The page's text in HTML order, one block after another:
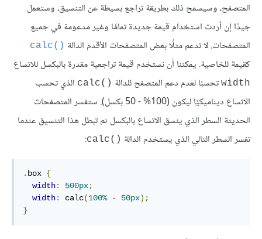
المتصفح، وسيسمح ذلك بطريقة تراجع بسيطة عن التنسيق، وستعمل
جيدًا إن أردت استخدام قيمة جديدة تمامًا وغير مدعومة في جميع
المتصفحات. لا تدعم مثلًا بعض المتصفحات الأقدم الدالة ()calc
كقيمة للخاصية. يمكننا أن نستخدم قيمة تراجعية مقدرة بالبكسل للاتساع
width تحسبًا لعدم دعم المتصفح للدالة ()calc
الذي تحسب
الاتساع ديناميكيًا ليكون (100% - 50 بكسل). ستفسر المتصفحات
الحديثة السطر الذي ينسق الاتساع بالبكسل ثم تبطل هذا التنسيق عندما
تفسر السطر التالي الذي يستخدم الدالة ()calc
:
. box {
width: 500px;
width: calc(100% - 50px);
}